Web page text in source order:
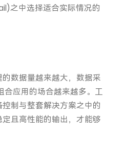
之中选择适合实际情况的
数据量越来越大，数据采
合应用的场合越来越多。工
制与整套解决方案之中的
且高性能的输出，才能够